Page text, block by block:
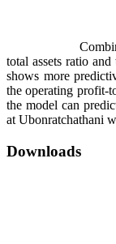
Combined the
total assets ratio
shows more
the operating profit-
the model can
at Ubonratchathani
Downloads